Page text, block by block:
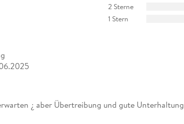
2 Sterne
1 Stern
¿ aber Übertreibung und gute Unterhaltung